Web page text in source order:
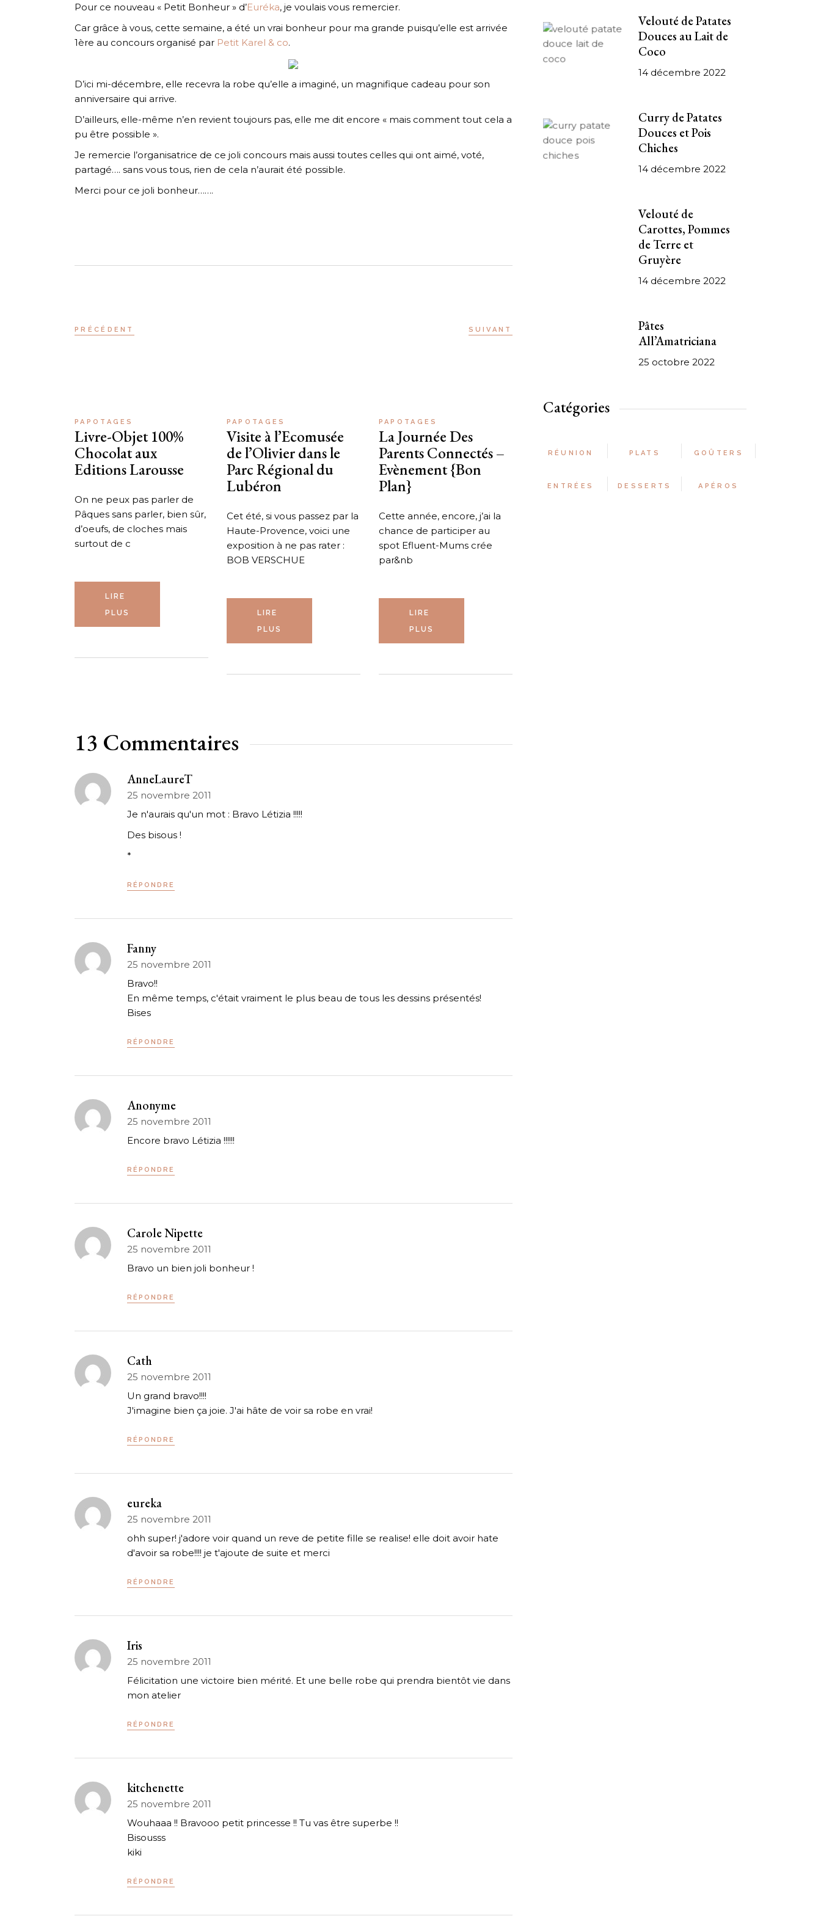
Pour ce nouveau « Petit Bonheur » d’Euréka, je voulais vous remercier.
Car grâce à vous, cette semaine, a été un vrai bonheur pour ma grande puisqu’elle est arrivée
1ère au concours organisé par Petit Karel & co.
D’ici mi-décembre, elle recevra la robe qu’elle a imaginé, un magnifique cadeau pour son
anniversaire qui arrive.
D’ailleurs, elle-même n’en revient toujours pas, elle me dit encore « mais comment tout cela a
pu être possible ».
Je remercie l’organisatrice de ce joli concours mais aussi toutes celles qui ont aimé, voté,
partagé…. sans vous tous, rien de cela n’aurait été possible.
Merci pour ce joli bonheur…….
PRÉCÉDENT SUIVANT
PAPOTAGES
Livre-Objet 100%
Chocolat aux
Editions Larousse
On ne peux pas parler de
Pâques sans parler, bien sûr,
d’oeufs, de cloches mais
surtout de c
LIRE
PLUS
PAPOTAGES
Visite à l’Ecomusée
de l’Olivier dans le
Parc Régional du
Lubéron
Cet été, si vous passez par la
Haute-Provence, voici une
exposition à ne pas rater :
BOB VERSCHUE
LIRE
PLUS
PAPOTAGES
La Journée Des
Parents Connectés –
Evènement {Bon
Plan}
Cette année, encore, j’ai la
chance de participer au
spot Efluent-Mums crée
par&nb
LIRE
PLUS
13 Commentaires
AnneLaureT
25 novembre 2011
Je n'aurais qu'un mot : Bravo Létizia !!!!!
Des bisous !
*
RÉPONDRE
Fanny
25 novembre 2011
Bravo!!
En même temps, c'était vraiment le plus beau de tous les dessins présentés!
Bises
RÉPONDRE
Anonyme
25 novembre 2011
Encore bravo Létizia !!!!!!
RÉPONDRE
Carole Nipette
25 novembre 2011
Bravo un bien joli bonheur !
RÉPONDRE
Cath
25 novembre 2011
Un grand bravo!!!!
J'imagine bien ça joie. J'ai hâte de voir sa robe en vrai!
RÉPONDRE
eureka
25 novembre 2011
ohh super! j'adore voir quand un reve de petite fille se realise! elle doit avoir hate
d'avoir sa robe!!!! je t'ajoute de suite et merci
RÉPONDRE
Iris
25 novembre 2011
Félicitation une victoire bien mérité. Et une belle robe qui prendra bientôt vie dans
mon atelier
RÉPONDRE
kitchenette
25 novembre 2011
Wouhaaa !! Bravooo petit princesse !! Tu vas être superbe !!
Bisousss
kiki
RÉPONDRE
Velouté de Patates
Douces au Lait de
Coco
14 décembre 2022
Curry de Patates
Douces et Pois
Chiches
14 décembre 2022
Velouté de
Carottes, Pommes
de Terre et
Gruyère
14 décembre 2022
Pâtes
All’Amatriciana
25 octobre 2022
Catégories
RÉUNION PLATS GOÛTERS
ENTRÉES DESSERTS APÉROS